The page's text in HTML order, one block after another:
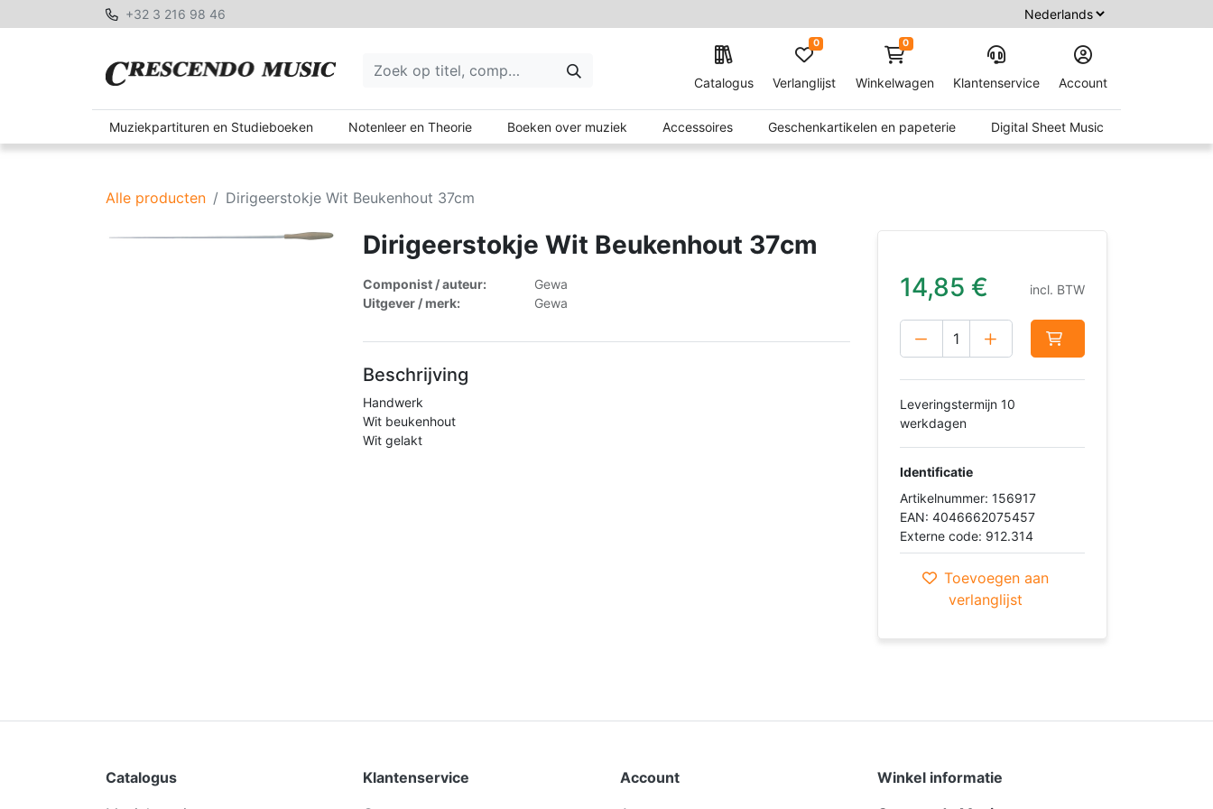
+32 3 216 98 46
Catalogus Verlanglijst
0 0
Winkelwagen Klantenservice Account
Muziekpartituren en Studieboeken Notenleer en Theorie Boeken over muziek Accessoires Geschenkartikelen en papeterie Digital Sheet Music
Alle producten Dirigeerstokje Wit Beukenhout 37cm
Dirigeerstokje Wit Beukenhout 37cm
Componist / auteur:
Gewa
Uitgever / merk:
Gewa
Beschrijving
Handwerk
Wit beukenhout
Wit gelakt
14,85 € incl. BTW
Leveringstermijn 10
werkdagen
Identificatie
Artikelnummer: 156917
EAN: 4046662075457
Externe code: 912.314
Toevoegen aan
verlanglijst
Catalogus
Klantenservice
Account
Winkel informatie